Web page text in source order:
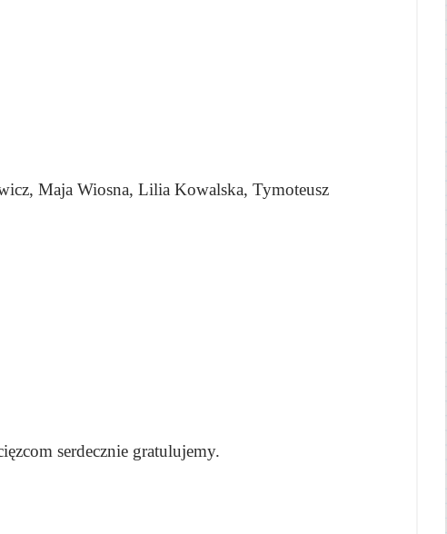
Maja Wiosna, Lilia Kowalska, Tymoteusz
serdecznie gratulujemy.